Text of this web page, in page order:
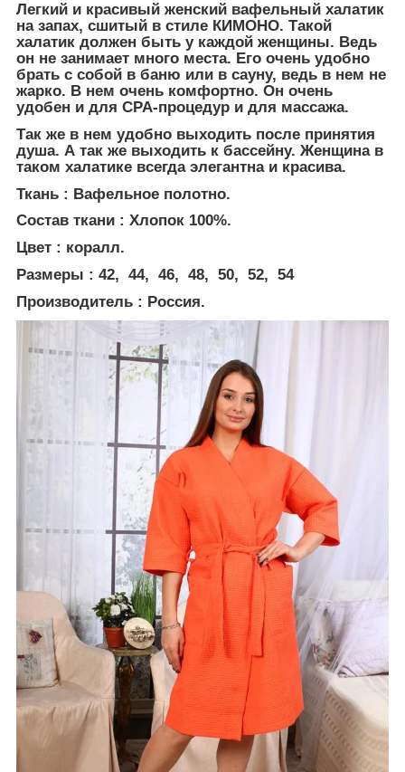
Легкий и красивый женский вафельный халатик
на запах, сшитый в стиле КИМОНО. Такой
халатик должен быть у каждой женщины. Ведь
он не занимает много места. Его очень удобно
брать с собой в баню или в сауну, ведь в нем не
жарко. В нем очень комфортно. Он очень
удобен и для СРА-процедур и для массажа.
Так же в нем удобно выходить после принятия
душа. А так же выходить к бассейну. Женщина в
таком халатике всегда элегантна и красива.
Ткань : Вафельное полотно.
Состав ткани : Хлопок 100%.
Цвет : коралл.
Размеры : 42, 44, 46, 48, 50, 52, 54
Производитель : Россия.